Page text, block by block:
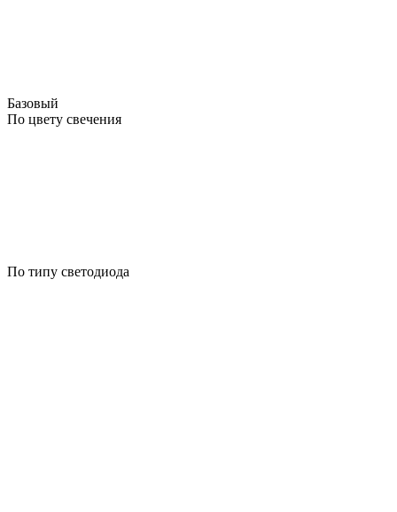
Базовый
По цвету свечения
По типу светодиода